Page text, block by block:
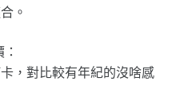
。
，對比較有年紀的沒啥感